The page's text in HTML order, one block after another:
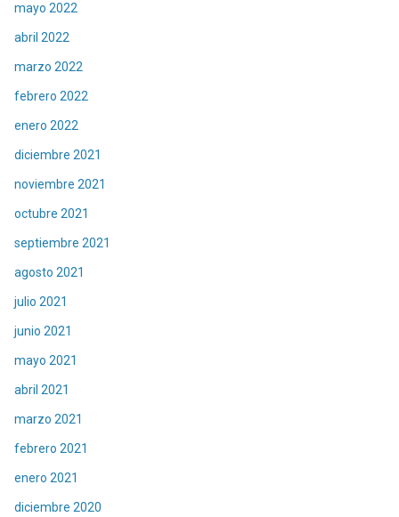
mayo 2022
abril 2022
marzo 2022
febrero 2022
enero 2022
diciembre 2021
noviembre 2021
octubre 2021
septiembre 2021
agosto 2021
julio 2021
junio 2021
mayo 2021
abril 2021
marzo 2021
febrero 2021
enero 2021
diciembre 2020